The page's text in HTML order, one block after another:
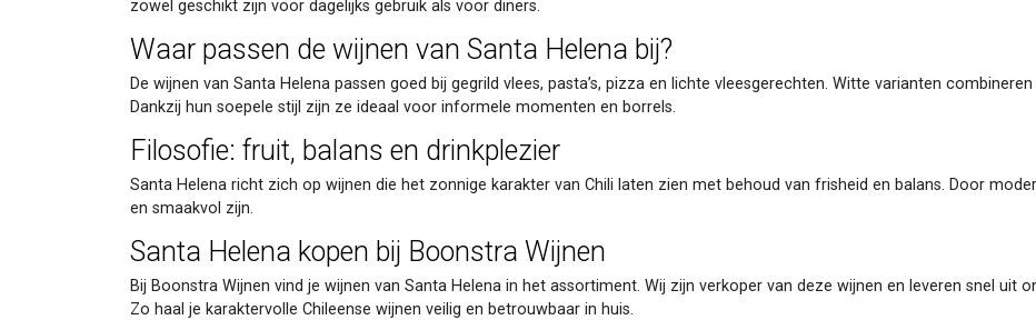
zowel geschikt zijn voor dagelijks gebruik als voor diners.
Waar passen de wijnen van Santa Helena bij?
De wijnen van Santa Helena passen goed bij gegrild vlees, pasta’s, pizza en lichte vleesgerechten. Witte varianten
Dankzij hun soepele stijl zijn ze ideaal voor informele momenten en borrels.
Filosofie: fruit, balans en drinkplezier
Santa Helena richt zich op wijnen die het zonnige karakter van Chili laten zien met behoud van frisheid en balans. Door
en smaakvol zijn.
Santa Helena kopen bij Boonstra Wijnen
Bij Boonstra Wijnen vind je wijnen van Santa Helena in het assortiment. Wij zijn verkoper van deze wijnen en leveren snel uit
Zo haal je karaktervolle Chileense wijnen veilig en betrouwbaar in huis.